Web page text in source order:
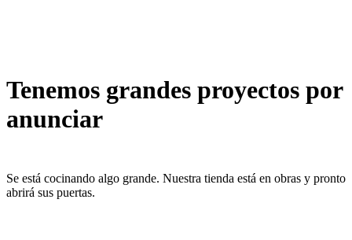
Tenemos grandes proyectos por
anunciar
Se está cocinando algo grande. Nuestra tienda está en obras y pronto
abrirá sus puertas.